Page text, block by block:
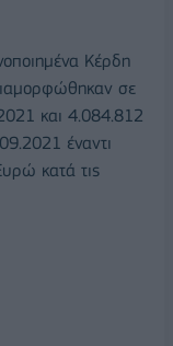
Κέρδη
σε
και 4.084.812
έναντι
κατά τις